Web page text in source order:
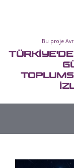
Bu proje